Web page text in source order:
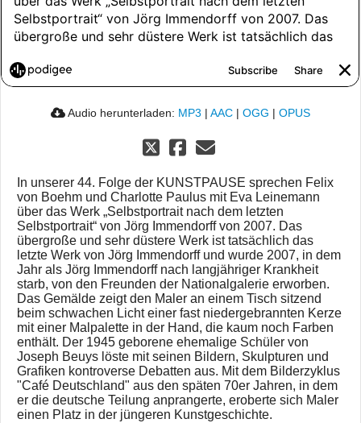
Audio herunterladen: MP3 | AAC | OGG | OPUS
In unserer 44. Folge der KUNSTPAUSE sprechen Felix
von Boehm und Charlotte Paulus mit Eva Leinemann
über das Werk „Selbstportrait nach dem letzten
Selbstportrait“ von Jörg Immendorff von 2007. Das
übergroße und sehr düstere Werk ist tatsächlich das
letzte Werk von Jörg Immendorff und wurde 2007, in dem
Jahr als Jörg Immendorff nach langjähriger Krankheit
starb, von den Freunden der Nationalgalerie erworben.
Das Gemälde zeigt den Maler an einem Tisch sitzend
beim schwachen Licht einer fast niedergebrannten Kerze
mit einer Malpalette in der Hand, die kaum noch Farben
enthält. Der 1945 geborene ehemalige Schüler von
Joseph Beuys löste mit seinen Bildern, Skulpturen und
Grafiken kontroverse Debatten aus. Mit dem Bilderzyklus
"Café Deutschland" aus den späten 70er Jahren, in dem
er die deutsche Teilung anprangerte, eroberte sich Maler
einen Platz in der jüngeren Kunstgeschichte.